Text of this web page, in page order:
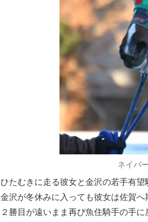
ネイバ
ひたむきに走る彼女と金沢の若手有
金沢が冬休みに入っても彼女は佐賀
２勝目が遠いまま再び魚住騎手の手